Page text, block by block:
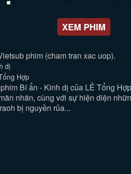
XEM PHIM
phim (cham tran xac uop).
dị
Hợp
Bí ẩn - Kinh dị của LẺ Tổng
nhãn, cùng với sự hiện diện
bị nguyền rủa...